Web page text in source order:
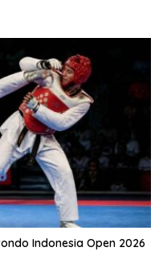
Indonesia Open 2026